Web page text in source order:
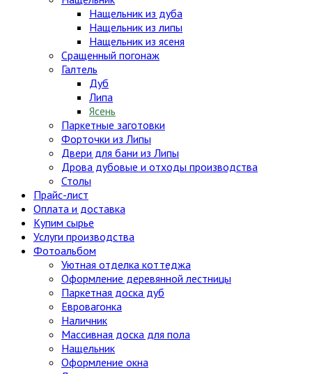
Нащельник из дуба
Нащельник из липы
Нащельник из ясеня
Сращенный погонаж
Галтель
Дуб
Липа
Ясень
Паркетные заготовки
Форточки из Липы
Двери для бани из Липы
Дрова дубовые и отходы производства
Столы
Прайс-лист
Оплата и доставка
Купим сырье
Услуги производства
Фотоальбом
Уютная отделка коттеджа
Оформление деревянной лестницы
Паркетная доска дуб
Евровагонка
Наличник
Массивная доска для пола
Нащельник
Оформление окна